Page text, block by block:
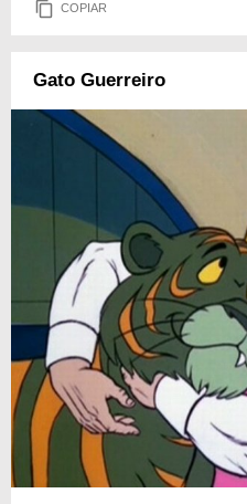
COPIAR
Gato Guerreiro